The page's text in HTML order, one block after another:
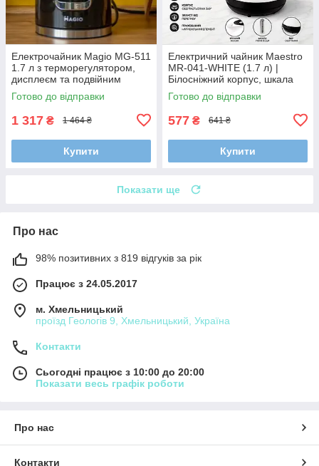
Електрочайник Magio MG-511
1.7 л з терморегулятором,
дисплеєм та подвійним
корпусом (ефект термоса)
Готово до відправки
1 317 ₴ 1 464 ₴
Купити
Електричний чайник Maestro
MR-041-WHITE (1.7 л) |
Білосніжний корпус, шкала
рівня води та прихований
нагрівач (2000 Вт)
Готово до відправки
577 ₴ 641 ₴
Купити
Показати ще
Про нас
98% позитивних з 819 відгуків за рік
Працює з 24.05.2017
м. Хмельницький
проїзд Геологів 9, Хмельницький, Україна
Контакти
Сьогодні працює з 10:00 до 20:00
Показати весь графік роботи
Про нас
Контакти